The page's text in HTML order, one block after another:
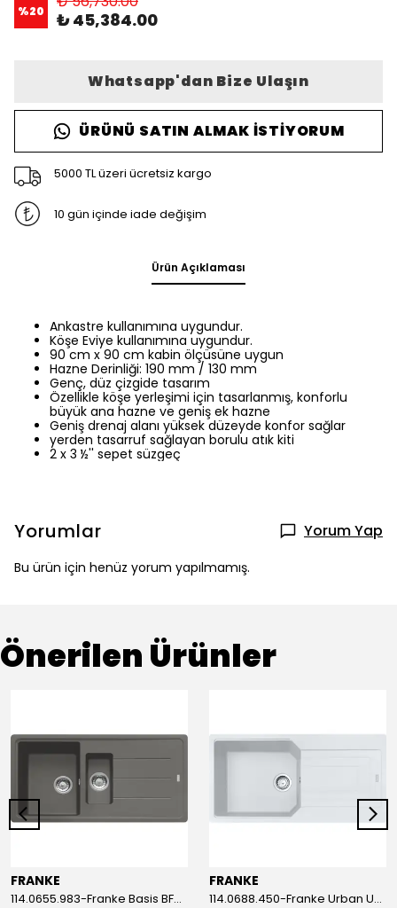
%20 ₺ 45,384.00
Whatsapp'dan Bize Ulaşın
ÜRÜNÜ SATIN ALMAK İSTIYORUM
5000 TL üzeri ücretsiz kargo
10 gün içinde iade değişim
Ürün Açıklaması
Ankastre kullanımına uygundur.
Köşe Eviye kullanımına uygundur.
90 cm x 90 cm kabin ölçüsüne uygun
Hazne Derinliği: 190 mm / 130 mm
Genç, düz çizgide tasarım
Özellikle köşe yerleşimi için tasarlanmış, konforlu
büyük ana hazne ve geniş ek hazne
Geniş drenaj alanı yüksek düzeyde konfor sağlar
yerden tasarruf sağlayan borulu atık kiti
2 x 3 ½'' sepet süzgeç
Yorumlar Yorum Yap
Bu ürün için henüz yorum yapılmamış.
Önerilen Ürünler
FRANKE
114.0655.983-Franke Basis BFG 651 Stone Grey Granit Eviye
FRANKE
114.0688.450-Franke Urban UBG 611-100 Bianco Granit Eviye